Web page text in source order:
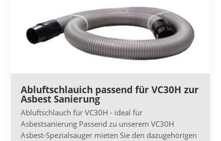
Abluftschlauich passend für VC30H zur
Asbest Sanierung
Abluftschlauch für VC30H - ideal für
Asbestsanierung Passend zu unserem VC30H
Asbest-Spezialsauger mieten Sie den dazugehörigen